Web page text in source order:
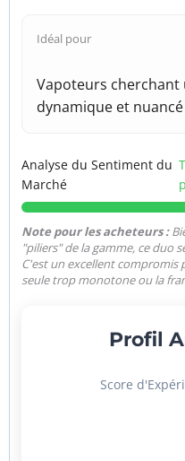
Idéal pour
Vapoteurs
dynamique et nuancé
Analyse du Sentiment du
Marché
Note pour les acheteurs :
"piliers" de la gamme, ce duo
C'est un excellent
seule trop monotone ou la
Profil
Score